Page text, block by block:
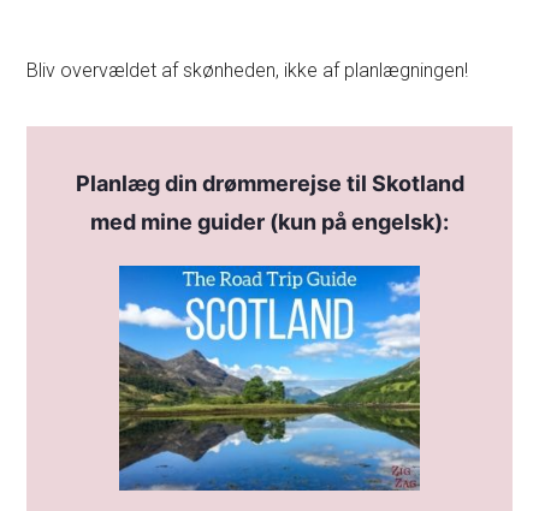
Bliv overvældet af skønheden, ikke af planlægningen!
Planlæg din drømmerejse til Skotland
med mine guider (kun på engelsk):